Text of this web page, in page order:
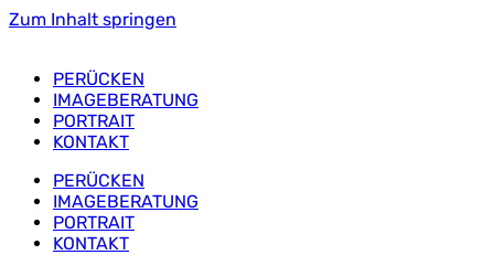
Zum Inhalt springen
PERÜCKEN
IMAGEBERATUNG
PORTRAIT
KONTAKT
PERÜCKEN
IMAGEBERATUNG
PORTRAIT
KONTAKT